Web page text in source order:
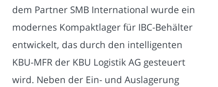
dem Partner SMB International wurde ein
modernes Kompaktlager für IBC-Behälter
entwickelt, das durch den intelligenten
KBU-MFR der KBU Logistik AG gesteuert
wird. Neben der Ein- und Auslagerung